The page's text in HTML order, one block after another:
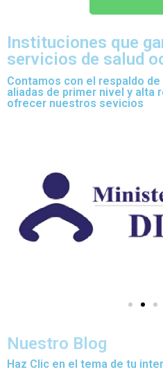
Instituciones que
servicios de salud
Contamos con el respaldo
aliadas de primer nivel y alta
ofrecer nuestros sevicios
Nuestro Blog
Haz Clic en el tema de tu